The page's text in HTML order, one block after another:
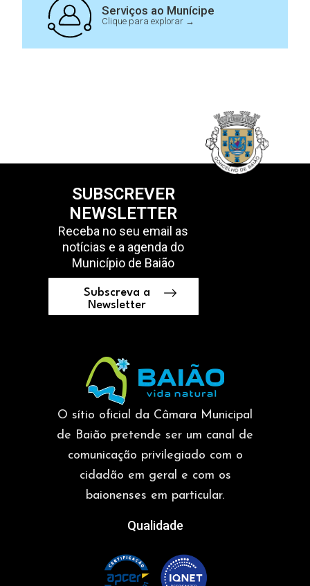
Serviços ao Munícipe
Clique para explorar →
SUBSCREVER
NEWSLETTER
Receba no seu email as
notícias e a agenda do
Município de Baião
Subscreva a
Newsletter
O sítio oficial da Câmara Municipal
de Baião pretende ser um canal de
comunicação privilegiado com o
cidadão em geral e com os
baionenses em particular.
Qualidade